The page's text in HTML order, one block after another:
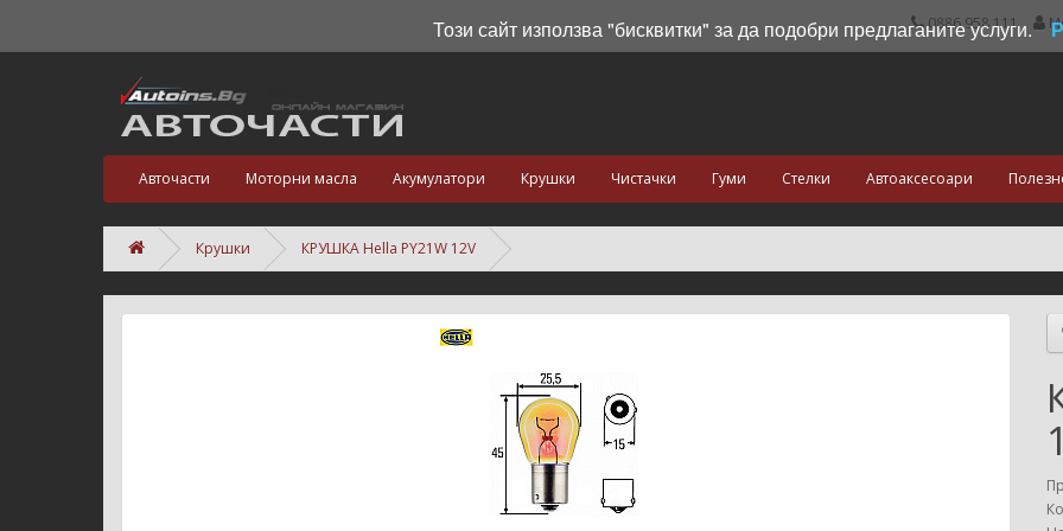
0886 958 111
Авточасти Моторни масла Акумулатори Крушки Чистачки Гуми Стелки Автоаксесоари
Крушки КРУШКА Hella PY21W 12V
Този сайт използва "бисквитки" за да подобри предлаганите услуги.